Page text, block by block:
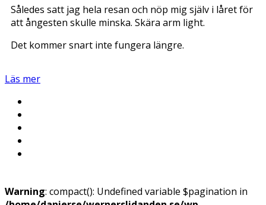
Således satt jag hela resan och nöp mig själv i låret för
att ångesten skulle minska. Skära arm light.
Det kommer snart inte fungera längre.
Läs mer
Warning: compact(): Undefined variable $pagination in